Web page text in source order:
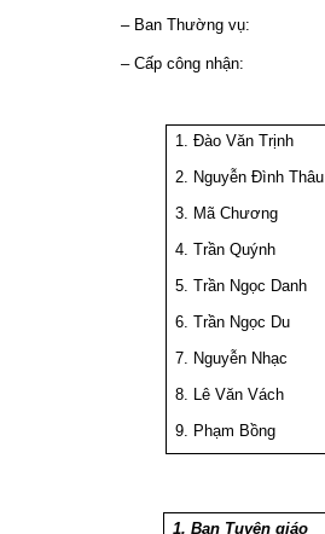
– Ban Thường vụ:
– Cấp công nhận:
1. Đào Văn Trịnh
2. Nguyễn Đình Thâu
3. Mã Chương
4. Trần Quýnh
5. Trần Ngọc Danh
6. Trần Ngọc Du
7. Nguyễn Nhạc
8. Lê Văn Vách
9. Phạm Bồng
1. Ban Tuyên giáo